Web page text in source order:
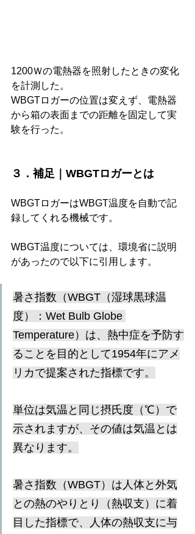
1200Ｗの電熱器を照射したときの変化
を計測した。
WBGTロガーの位置は変えず、電熱器
から箱の表面までの距離を固定して実
験を行った。
３．補足｜WBGTロガーとは
WBGTロガーはWBGT温度を自動で記
録してくれる機械です。
WBGT温度については、環境省に説明
があったので以下に引用します。
暑さ指数（WBGT（湿球黒球温
度）：Wet Bulb Globe
Temperature）は、熱中症を予防す
ることを目的として1954年にアメ
リカで提案された指標です。
単位は気温と同じ摂氏度（℃）で
示されますが、その値は気温とは
異なります。
暑さ指数（WBGT）は人体と外気
との熱のやりとり（熱収支）に着
目した指標で、人体の熱収支に与